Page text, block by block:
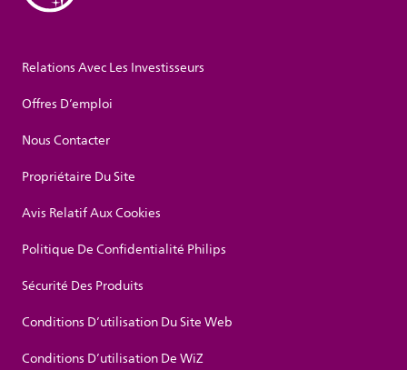
Relations Avec Les Investisseurs
Offres D’emploi
Nous Contacter
Propriétaire Du Site
Avis Relatif Aux Cookies
Politique De Confidentialité Philips
Sécurité Des Produits
Conditions D’utilisation Du Site Web
Conditions D’utilisation De WiZ